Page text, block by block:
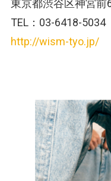
東京都渋谷区神宮前
TEL：03-6418-5034
http://wism-tyo.jp/